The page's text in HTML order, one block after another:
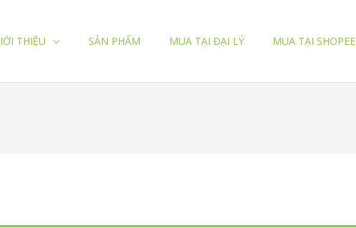
THIỆU SẢN PHẨM MUA TẠI ĐẠI LÝ MUA TẠI SHOPEE